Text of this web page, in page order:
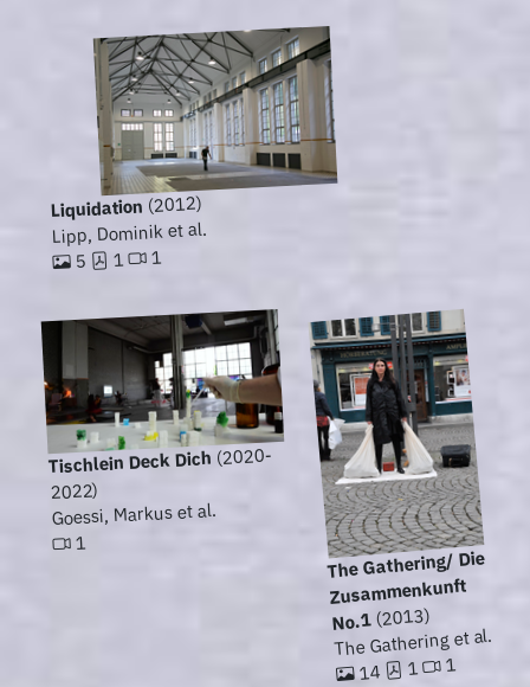
Liquidation (2012)
Lipp, Dominik et al.
5 1 1
Tischlein Deck Dich (2020-
2022)
Goessi, Markus et al.
1
The Gathering/ Die
Zusammenkunft
No.1(2013)
The Gathering et al.
14 1 1